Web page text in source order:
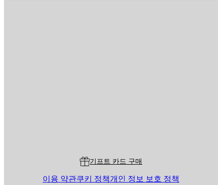
기프트 카드 구매
이용 약관쿠키 정책개인 정보 보호 정책